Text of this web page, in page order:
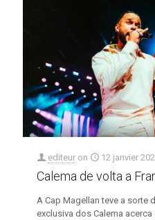
editeur on 12 janvier
Calema de volta a
A Cap Magellan teve a sorte
exclusiva dos Calema